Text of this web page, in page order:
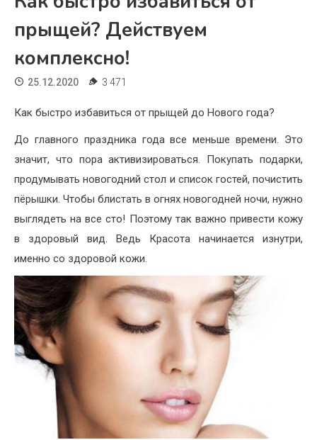
Жизнь
Хобби
Красота
Недвижимость
прыщей? Действуем
комплексно!
25.12.2020 3 471
Как быстро избавиться от прыщей до Нового года?
До главного праздника года все меньше времени. Это
значит, что пора активизироваться. Покупать подарки,
продумывать новогодний стол и список гостей, почистить
пёрышки. Чтобы блистать в огнях новогодней ночи, нужно
выглядеть на все сто! Поэтому так важно привести кожу
в здоровый вид. Ведь Красота начинается изнутри,
именно со здоровой кожи.